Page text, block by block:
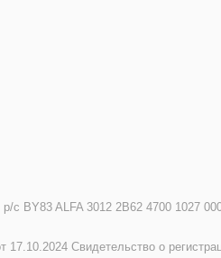
BY83 ALFA 3012 2B62 4700 1027
17.10.2024 Свидетельство о